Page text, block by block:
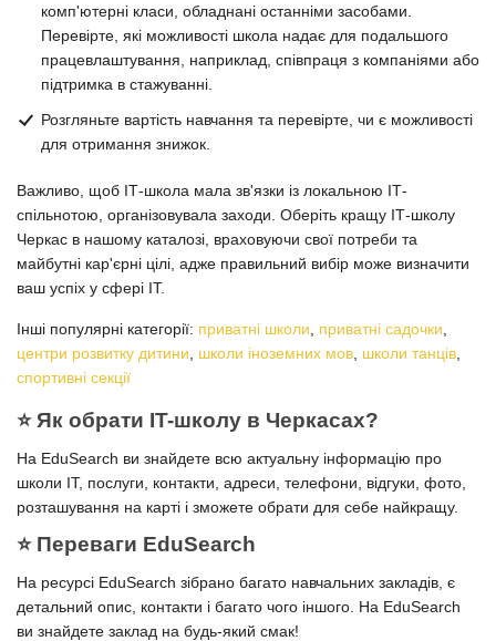
комп'ютерні класи, обладнані останніми засобами.
Перевірте, які можливості школа надає для подальшого
працевлаштування, наприклад, співпраця з компаніями або
підтримка в стажуванні.
Розгляньте вартість навчання та перевірте, чи є можливості
для отримання знижок.
Важливо, щоб ІТ-школа мала зв'язки із локальною ІТ-
спільнотою, організовувала заходи. Оберіть кращу ІТ-школу
Черкас в нашому каталозі, враховуючи свої потреби та
майбутні кар'єрні цілі, адже правильний вибір може визначити
ваш успіх у сфері ІТ.
Інші популярні категорії: приватні школи приватні садочки
центри розвитку дитини
школи іноземних мов школи танців
спортивні секції
⭐️ Як обрати IT-школу в Черкасах?
На EduSearch ви знайдете всю актуальну інформацію про
школи ІТ, послуги, контакти, адреси, телефони, відгуки, фото,
розташування на карті і зможете обрати для себе найкращу.
⭐️ Переваги EduSearch
На ресурсі EduSearch зібрано багато навчальних закладів, є
детальний опис, контакти і багато чого іншого. На EduSearch
ви знайдете заклад на будь-який смак!